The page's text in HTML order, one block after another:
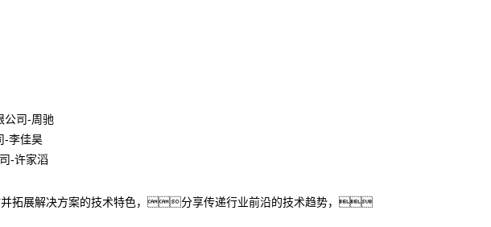
公司-周驰
-李佳昊
-许家滔
拓展解决方案的技术特色，分享传递行业前沿的技术趋势，